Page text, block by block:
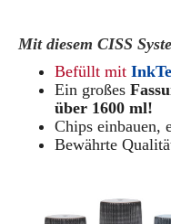
Mit diesem CISS
Befüllt mit
Ein großes
über 1600 ml!
Chips einbauen,
Bewährte